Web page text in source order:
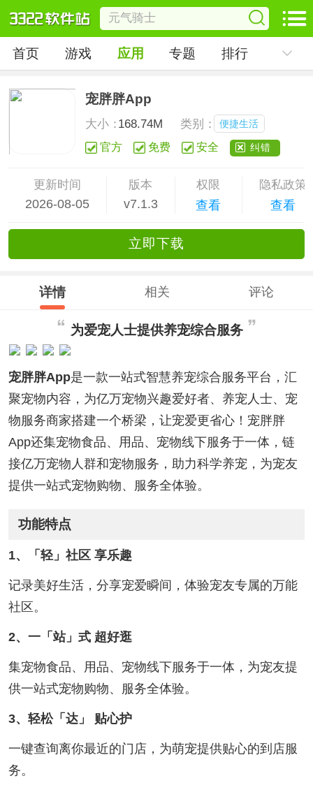
首页 游戏 应用 专题 排行
宠胖胖App
大小：168.74M 类别： 便捷生活
官方 免费 安全 纠错
更新时间
2026-08-05
版本
v7.1.3
权限
查看
隐私政策
查看
立即下载
详情 相关 评论
为爱宠人士提供养宠综合服务
宠胖胖App是一款一站式智慧养宠综合服务平台，汇
聚宠物内容，为亿万宠物兴趣爱好者、养宠人士、宠
物服务商家搭建一个桥梁，让宠爱更省心！宠胖胖
App还集宠物食品、用品、宠物线下服务于一体，链
接亿万宠物人群和宠物服务，助力科学养宠，为宠友
提供一站式宠物购物、服务全体验。
功能特点
1、「轻」社区 享乐趣
记录美好生活，分享宠爱瞬间，体验宠友专属的万能
社区。
2、一「站」式 超好逛
集宠物食品、用品、宠物线下服务于一体，为宠友提
供一站式宠物购物、服务全体验。
3、轻松「达」 贴心护
一键查询离你最近的门店，为萌宠提供贴心的到店服
务。